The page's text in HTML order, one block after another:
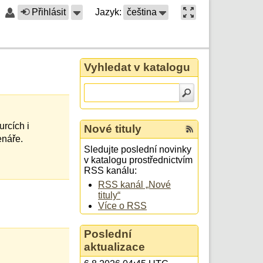
Přihlásit Jazyk: čeština
i
Vyhledat v katalogu
Nové tituly
Sledujte poslední novinky
v katalogu prostřednictvím
RSS kanálu:
RSS kanál „Nové
tituly“
Více o RSS
Poslední
aktualizace